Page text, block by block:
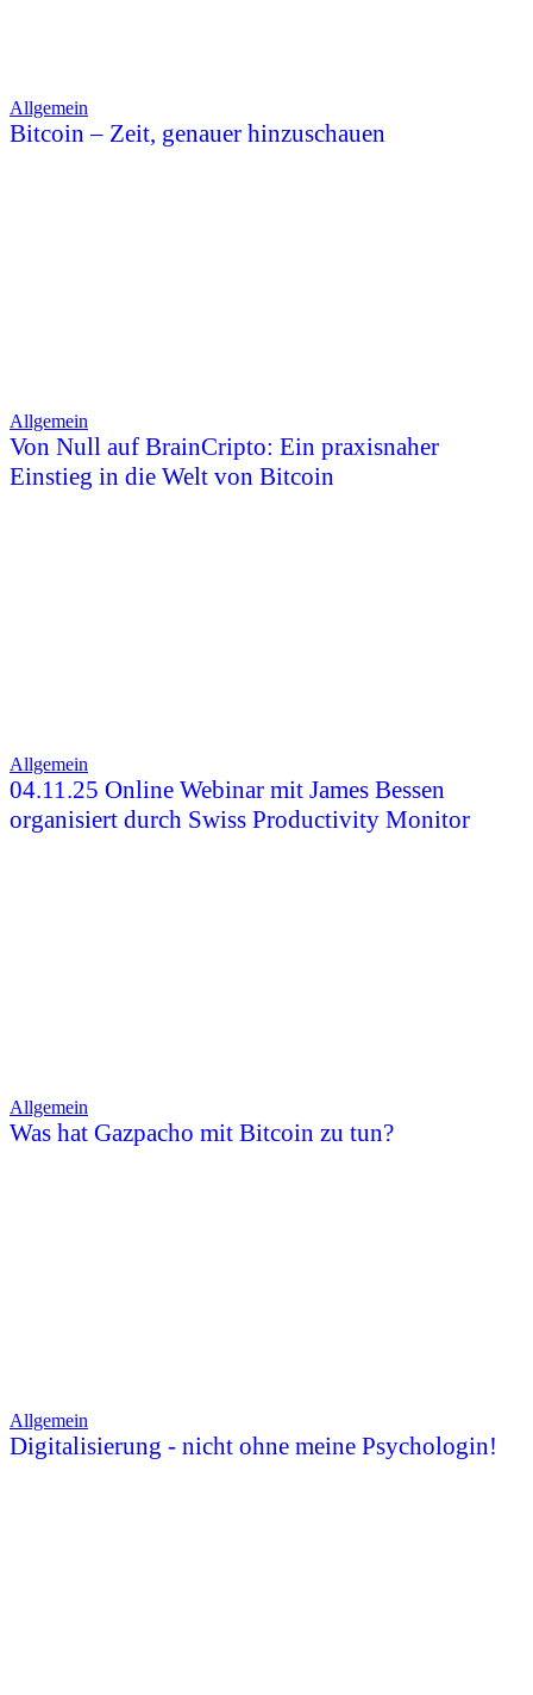
Allgemein
Bitcoin – Zeit, genauer hinzuschauen
Allgemein
Von Null auf BrainCripto: Ein praxisnaher
Einstieg in die Welt von Bitcoin
Allgemein
04.11.25 Online Webinar mit James Bessen
organisiert durch Swiss Productivity Monitor
Allgemein
Was hat Gazpacho mit Bitcoin zu tun?
Allgemein
Digitalisierung - nicht ohne meine Psychologin!